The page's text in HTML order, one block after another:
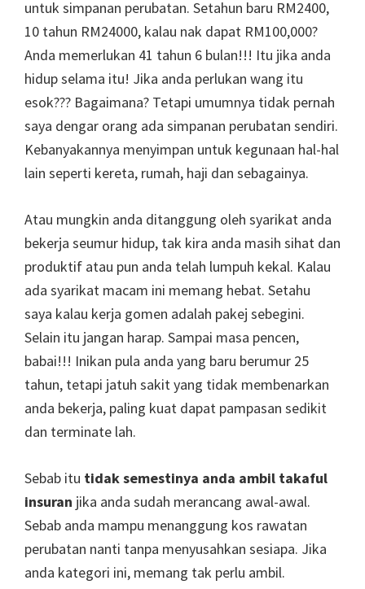
untuk simpanan perubatan. Setahun baru RM2400,
10 tahun RM24000, kalau nak dapat RM100,000?
Anda memerlukan 41 tahun 6 bulan!!! Itu jika anda
hidup selama itu! Jika anda perlukan wang itu
esok??? Bagaimana? Tetapi umumnya tidak pernah
saya dengar orang ada simpanan perubatan sendiri.
Kebanyakannya menyimpan untuk kegunaan hal-hal
lain seperti kereta, rumah, haji dan sebagainya.
Atau mungkin anda ditanggung oleh syarikat anda
bekerja seumur hidup, tak kira anda masih sihat dan
produktif atau pun anda telah lumpuh kekal. Kalau
ada syarikat macam ini memang hebat. Setahu
saya kalau kerja gomen adalah pakej sebegini.
Selain itu jangan harap. Sampai masa pencen,
babai!!! Inikan pula anda yang baru berumur 25
tahun, tetapi jatuh sakit yang tidak membenarkan
anda bekerja, paling kuat dapat pampasan sedikit
dan terminate lah.
Sebab itu tidak semestinya anda ambil takaful
insuran jika anda sudah merancang awal-awal.
Sebab anda mampu menanggung kos rawatan
perubatan nanti tanpa menyusahkan sesiapa. Jika
anda kategori ini, memang tak perlu ambil.